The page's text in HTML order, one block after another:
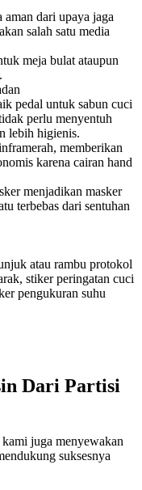
aman dari upaya jaga
salah satu media
meja bulat ataupun
pedal untuk sabun cuci
perlu menyentuh
lebih higienis.
memberikan
karena cairan hand
menjadikan masker
terbebas dari sentuhan
atau rambu protokol
stiker peringatan cuci
pengukuran suhu
Dari Partisi
juga menyewakan
suksesnya